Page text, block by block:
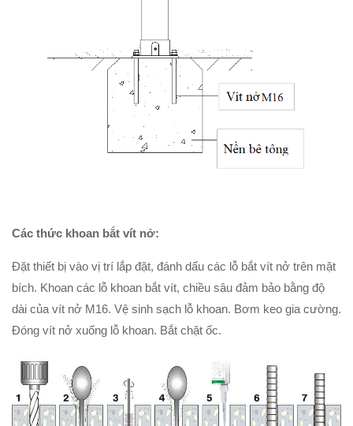
Các thức khoan bắt vít nở:
Đặt thiết bị vào vị trí lắp đặt, đánh dấu các lỗ bắt vít nở trên mặt
bích. Khoan các lỗ khoan bắt vít, chiều sâu đảm bảo bằng độ
dài của vít nở M16. Vệ sinh sạch lỗ khoan. Bơm keo gia cường.
Đóng vít nở xuống lỗ khoan. Bắt chặt ốc.